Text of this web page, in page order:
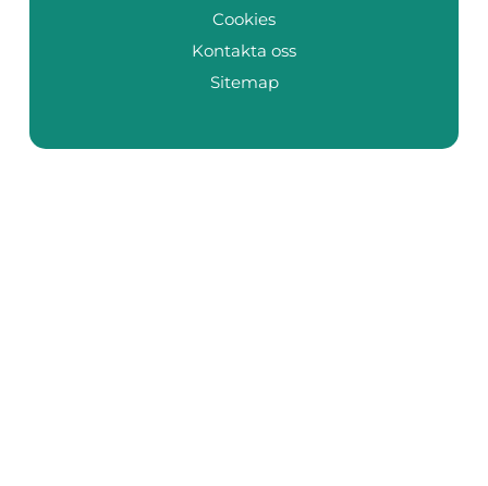
Cookies
Kontakta oss
Sitemap